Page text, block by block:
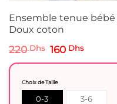
Ensemble tenue
Doux coton
220Dhs Le
était :
220 Dhs.
160 DhsLe
Choix de Taille
0-3
3-6